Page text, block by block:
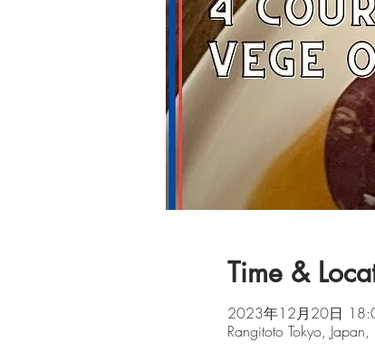
Time &
2023年12月20日
Rangitoto Tokyo,